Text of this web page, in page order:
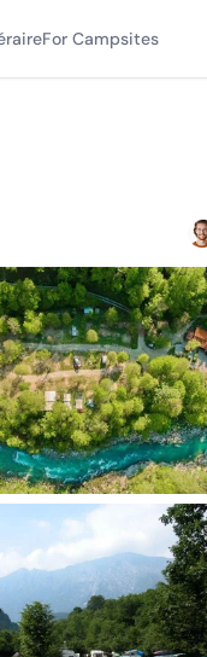
For Campsites